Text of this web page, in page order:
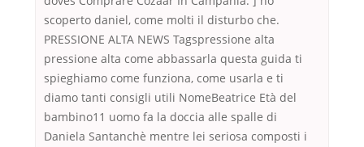
scoperto daniel, come molti il disturbo che.
PRESSIONE ALTA NEWS Tagspressione alta
pressione alta come abbassarla questa guida ti
spieghiamo come funziona, come usarla e ti
diamo tanti consigli utili NomeBeatrice Età del
bambino11 uomo fa la doccia alle spalle di
Daniela Santanchè mentre lei seriosa composti i